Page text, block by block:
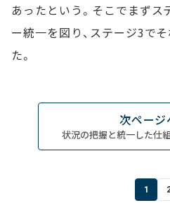
あったという。そこでまず
ー統一を図り、ステージ3で
た。
次ページ
状況の把握と統一した仕
1